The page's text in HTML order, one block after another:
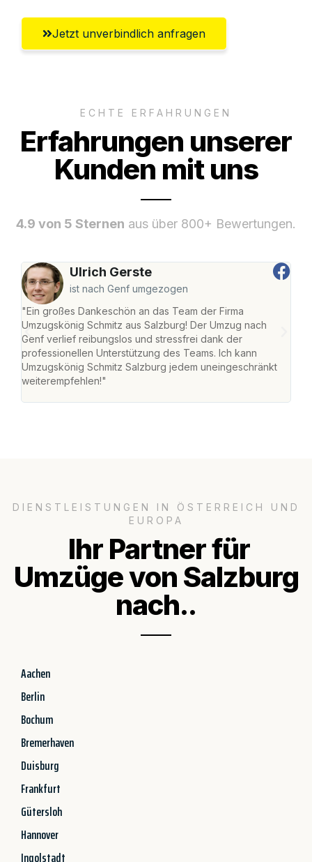
Jetzt unverbindlich anfragen
ECHTE ERFAHRUNGEN
Erfahrungen unserer
Kunden mit uns
4.9 von 5 Sternen aus über 800+ Bewertungen.
Ulrich Gerste
ist nach Genf umgezogen
"Ein großes Dankeschön an das Team der Firma
Umzugskönig Schmitz aus Salzburg! Der Umzug nach
Genf verlief reibungslos und stressfrei dank der
professionellen Unterstützung des Teams. Ich kann
Umzugskönig Schmitz Salzburg jedem uneingeschränkt
weiterempfehlen!"
DIENSTLEISTUNGEN IN ÖSTERREICH UND
EUROPA
Ihr Partner für
Umzüge von Salzburg
nach..
Aachen
Berlin
Bochum
Bremerhaven
Duisburg
Frankfurt
Gütersloh
Hannover
Ingolstadt